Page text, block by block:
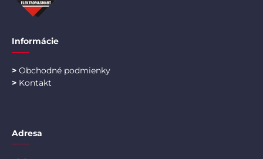
Informácie
> Obchodné podmienky
> Kontakt
Adresa